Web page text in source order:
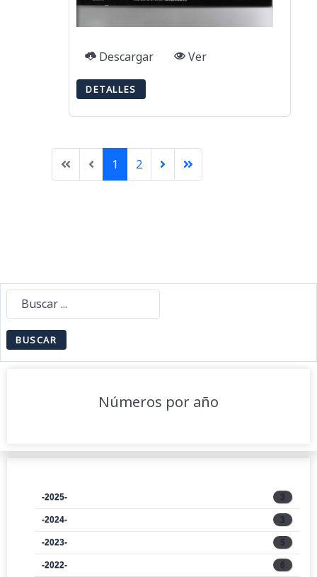
Descargar Ver
DETALLES
1 2
Números por año
-2025- 3
-2024- 3
-2023- 5
-2022- 6